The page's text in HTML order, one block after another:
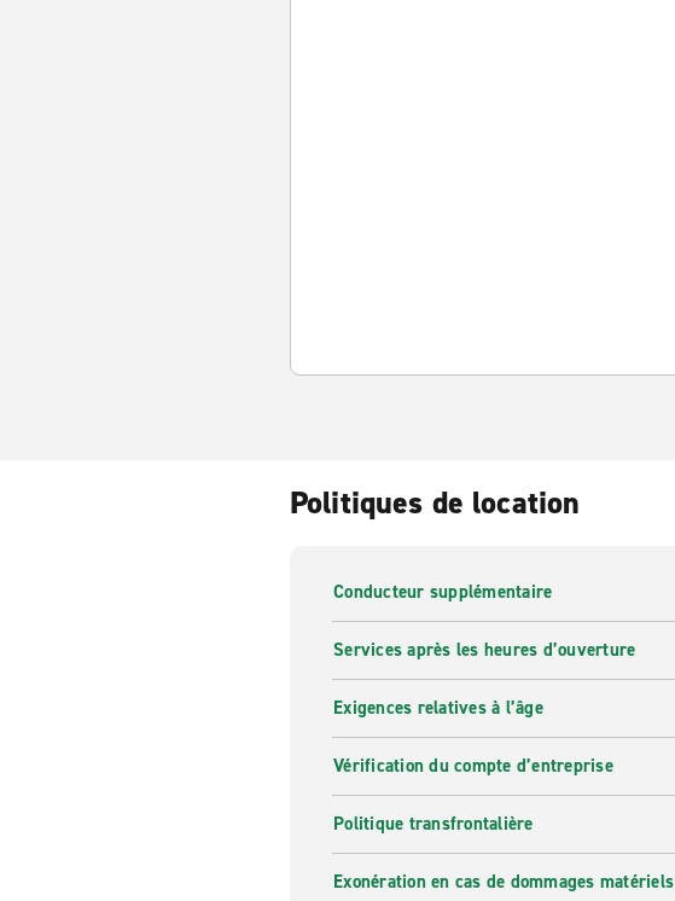
Politiques de location
Conducteur supplémentaire
Services après les heures d’ouverture
Exigences relatives à l’âge
Vérification du compte d’entreprise
Politique transfrontalière
Exonération en cas de dommages matériels